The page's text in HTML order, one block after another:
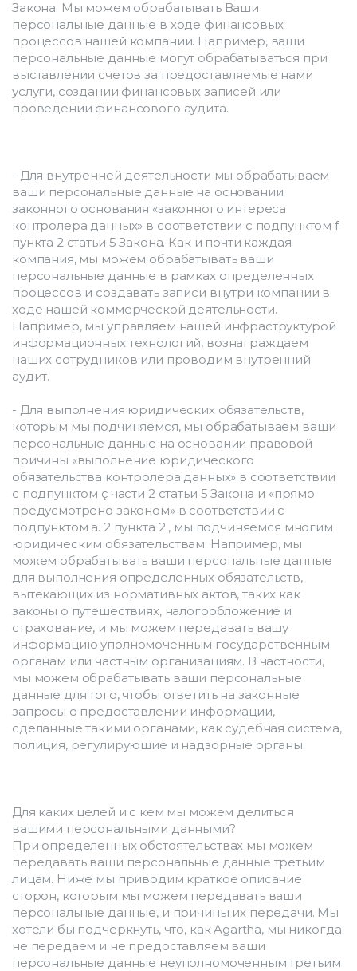
Закона. Мы можем обрабатывать Ваши
персональные данные в ходе финансовых
процессов нашей компании. Например, ваши
персональные данные могут обрабатываться при
выставлении счетов за предоставляемые нами
услуги, создании финансовых записей или
проведении финансового аудита.
- Для внутренней деятельности мы обрабатываем
ваши персональные данные на основании
законного основания «законного интереса
контролера данных» в соответствии с подпунктом f
пункта 2 статьи 5 Закона. Как и почти каждая
компания, мы можем обрабатывать ваши
персональные данные в рамках определенных
процессов и создавать записи внутри компании в
ходе нашей коммерческой деятельности.
Например, мы управляем нашей инфраструктурой
информационных технологий, вознаграждаем
наших сотрудников или проводим внутренний
аудит.
- Для выполнения юридических обязательств,
которым мы подчиняемся, мы обрабатываем ваши
персональные данные на основании правовой
причины «выполнение юридического
обязательства контролера данных» в соответствии
с подпунктом ç части 2 статьи 5 Закона и «прямо
предусмотрено законом» в соответствии с
подпунктом a. 2 пункта 2 , мы подчиняемся многим
юридическим обязательствам. Например, мы
можем обрабатывать ваши персональные данные
для выполнения определенных обязательств,
вытекающих из нормативных актов, таких как
законы о путешествиях, налогообложение и
страхование, и мы можем передавать вашу
информацию уполномоченным государственным
органам или частным организациям. В частности,
мы можем обрабатывать ваши персональные
данные для того, чтобы ответить на законные
запросы о предоставлении информации,
сделанные такими органами, как судебная система,
полиция, регулирующие и надзорные органы.
Для каких целей и с кем мы можем делиться
вашими персональными данными?
При определенных обстоятельствах мы можем
передавать ваши персональные данные третьим
лицам. Ниже мы приводим краткое описание
сторон, которым мы можем передавать ваши
персональные данные, и причины их передачи. Мы
хотели бы подчеркнуть, что, как Agartha, мы никогда
не передаем и не предоставляем ваши
персональные данные неуполномоченным третьим